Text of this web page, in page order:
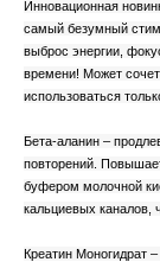
Инновационная
самый безумный
выброс энергии,
времени! Может
использоваться
Бета-аланин –
повторений.
буфером молочной
кальциевых каналов,
Креатин Моногидрат